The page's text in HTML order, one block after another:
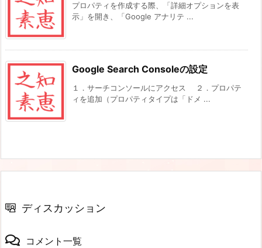
プロパティを作成する際、「詳細オプションを表
示」を開き、「Google アナリテ ...
Google Search Consoleの設定
１．サーチコンソールにアクセス ２．プロパテ
ィを追加（プロパティタイプは「ドメ ...
ディスカッション
コメント一覧